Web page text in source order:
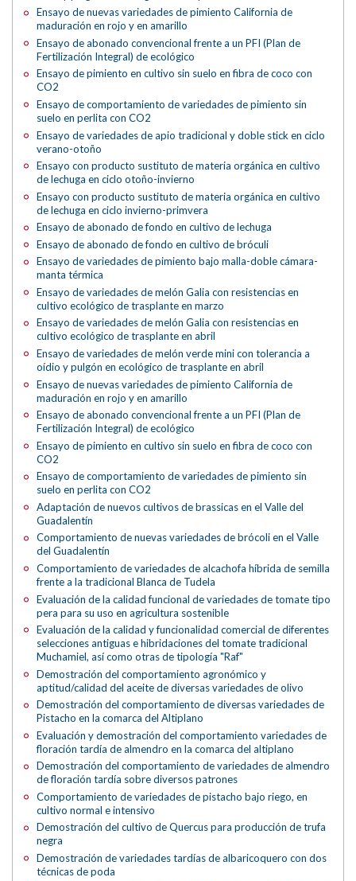
Ensayo de nuevas variedades de pimiento California de
maduración en rojo y en amarillo
Ensayo de abonado convencional frente a un PFI (Plan de
Fertilización Integral) de ecológico
Ensayo de pimiento en cultivo sin suelo en fibra de coco con
CO2
Ensayo de comportamiento de variedades de pimiento sin
suelo en perlita con CO2
Ensayo de variedades de apio tradicional y doble stick en ciclo
verano-otoño
Ensayo con producto sustituto de materia orgánica en cultivo
de lechuga en ciclo otoño-invierno
Ensayo con producto sustituto de materia orgánica en cultivo
de lechuga en ciclo invierno-primvera
Ensayo de abonado de fondo en cultivo de lechuga
Ensayo de abonado de fondo en cultivo de bróculi
Ensayo de variedades de pimiento bajo malla-doble cámara-
manta térmica
Ensayo de variedades de melón Galia con resistencias en
cultivo ecológico de trasplante en marzo
Ensayo de variedades de melón Galia con resistencias en
cultivo ecológico de trasplante en abril
Ensayo de variedades de melón verde mini con tolerancia a
oídio y pulgón en ecológico de trasplante en abril
Ensayo de nuevas variedades de pimiento California de
maduración en rojo y en amarillo
Ensayo de abonado convencional frente a un PFI (Plan de
Fertilización Integral) de ecológico
Ensayo de pimiento en cultivo sin suelo en fibra de coco con
CO2
Ensayo de comportamiento de variedades de pimiento sin
suelo en perlita con CO2
Adaptación de nuevos cultivos de brassicas en el Valle del
Guadalentín
Comportamiento de nuevas variedades de brócoli en el Valle
del Guadalentín
Comportamiento de variedades de alcachofa híbrida de semilla
frente a la tradicional Blanca de Tudela
Evaluación de la calidad funcional de variedades de tomate tipo
pera para su uso en agricultura sostenible
Evaluación de la calidad y funcionalidad comercial de diferentes
selecciones antiguas e hibridaciones del tomate tradicional
Muchamiel, así como otras de tipología "Raf"
Demostración del comportamiento agronómico y
aptitud/calidad del aceite de diversas variedades de olivo
Demostración del comportamiento de diversas variedades de
Pistacho en la comarca del Altiplano
Evaluación y demostración del comportamiento variedades de
floración tardía de almendro en la comarca del altiplano
Demostración del comportamiento de variedades de almendro
de floración tardía sobre diversos patrones
Comportamiento de variedades de pistacho bajo riego, en
cultivo normal e intensivo
Demostración del cultivo de Quercus para producción de trufa
negra
Demostración de variedades tardías de albaricoquero con dos
técnicas de poda